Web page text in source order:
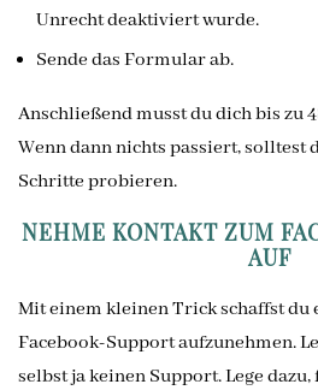
Unrecht deaktiviert wurde.
Sende das Formular ab.
Anschließend musst du dich bis zu
Wenn dann nichts passiert, solltest
Schritte probieren.
NEHME KONTAKT ZUM
AUF
Mit einem kleinen Trick schaffst du
Facebook-Support aufzunehmen.
selbst ja keinen Support. Lege